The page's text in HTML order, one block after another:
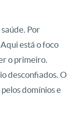
Por
está o foco
o primeiro.
desconfiados. O
domínios e